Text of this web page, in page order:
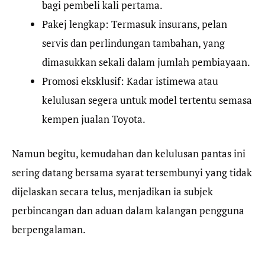
bagi pembeli kali pertama.
Pakej lengkap: Termasuk insurans, pelan
servis dan perlindungan tambahan, yang
dimasukkan sekali dalam jumlah pembiayaan.
Promosi eksklusif: Kadar istimewa atau
kelulusan segera untuk model tertentu semasa
kempen jualan Toyota.
Namun begitu, kemudahan dan kelulusan pantas ini
sering datang bersama syarat tersembunyi yang tidak
dijelaskan secara telus, menjadikan ia subjek
perbincangan dan aduan dalam kalangan pengguna
berpengalaman.